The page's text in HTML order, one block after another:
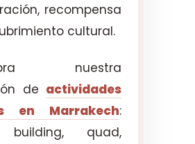
recompensa
cultural.
nuestra
de actividades
en Marrakech:
quad,